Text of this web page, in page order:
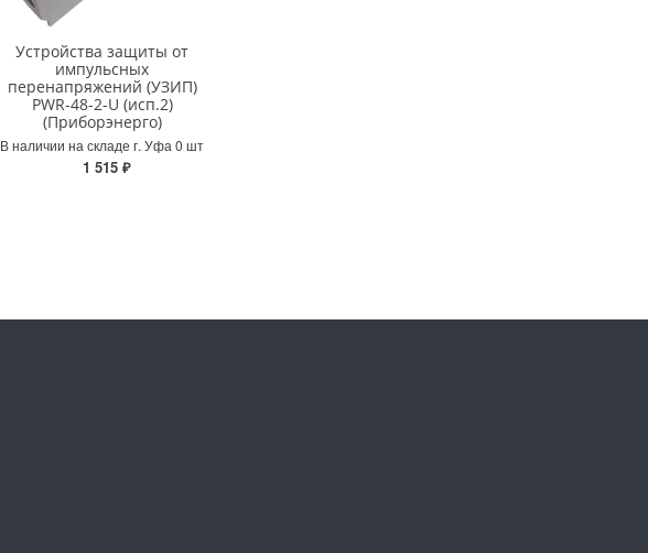
Устройства защиты от
импульсных
перенапряжений (УЗИП)
PWR-48-2-U (исп.2)
(Приборэнерго)
В наличии на складе г. Уфа 0 шт
1 515 ₽